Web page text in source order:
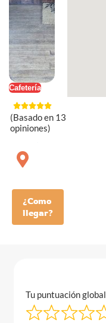
Cafetería
(Basado en 13
opiniones)
¿Como
llegar?
Tu puntuación global